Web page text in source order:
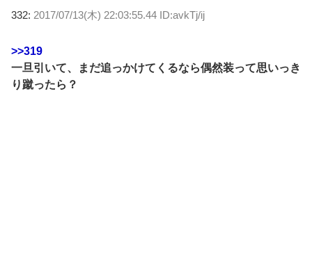
332: 2017/07/13(木) 22:03:55.44 ID:avkTj/ij
>>319
一旦引いて、まだ追っかけてくるなら偶然装って思いっき
り蹴ったら？